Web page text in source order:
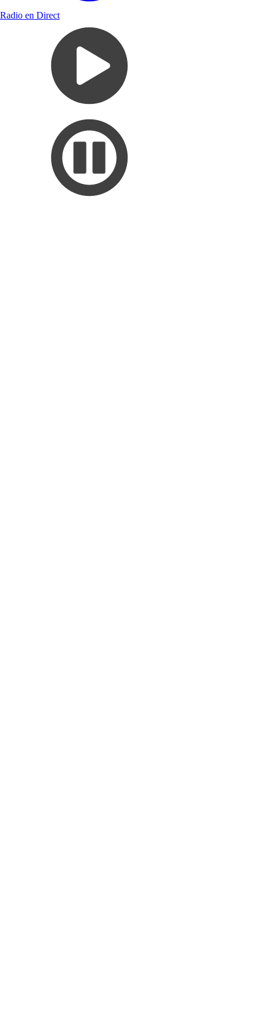
Radio en Direct